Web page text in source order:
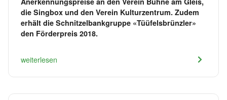
die Singbox und den Verein Kulturzentrum. Zudem
erhält die Schnitzelbankgruppe «Tüüfelsbrünzler»
den Förderpreis 2018.
weiterlesen